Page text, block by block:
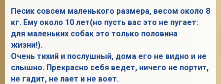
Песик совсем маленького размера, весом около 8
кг. Ему около 10 лет(но пусть вас это не пугает:
для маленьких собак это только половина
жизни!).
Очень тихий и послушный, дома его не видно и не
слышно. Прекрасно себя ведет, ничего не портит,
не гадит, не лает и не воет.